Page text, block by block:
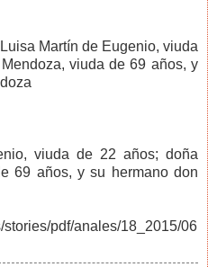
Martín de Eugenio, viuda
viuda de 69 años, y
viuda de 22 años; doña
69 años, y su hermano don
pdf/anales/18_2015/06